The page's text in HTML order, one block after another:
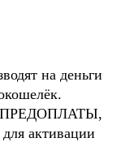
на деньги
ПРЕДОПЛАТЫ,
активации